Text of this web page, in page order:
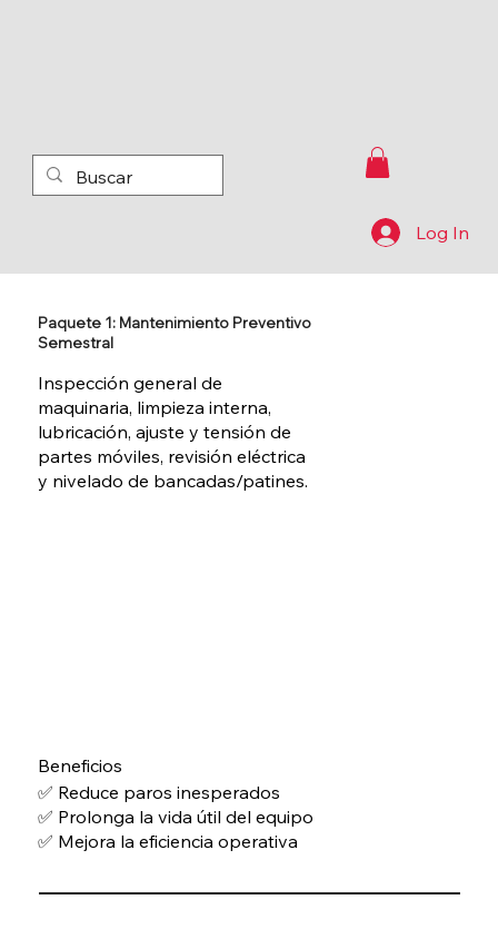
Log In
Paquete 1: Mantenimiento Preventivo
Semestral
Inspección general de
maquinaria, limpieza interna,
lubricación, ajuste y tensión de
partes móviles, revisión eléctrica
y nivelado de bancadas/patines.
Beneficios
✅ Reduce paros inesperados
✅ Prolonga la vida útil del equipo
✅ Mejora la eficiencia operativa